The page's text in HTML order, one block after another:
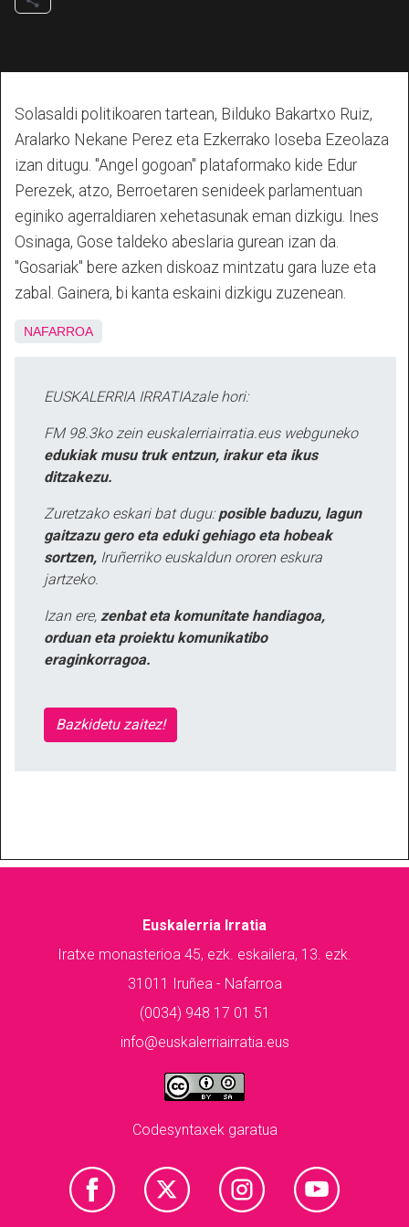
Solasaldi politikoaren tartean, Bilduko Bakartxo Ruiz,
Aralarko Nekane Perez eta Ezkerrako Ioseba Ezeolaza
izan ditugu. "Angel gogoan" plataformako kide Edur
Perezek, atzo, Berroetaren senideek parlamentuan
eginiko agerraldiaren xehetasunak eman dizkigu. Ines
Osinaga, Gose taldeko abeslaria gurean izan da.
"Gosariak" bere azken diskoaz mintzatu gara luze eta
zabal. Gainera, bi kanta eskaini dizkigu zuzenean.
NAFARROA
EUSKALERRIA IRRATIAzale hori:
FM 98.3ko zein euskalerriairratia.eus webguneko
edukiak musu truk entzun, irakur eta ikus
ditzakezu.
Zuretzako eskari bat dugu: posible baduzu, lagun
gaitzazu gero eta eduki gehiago eta hobeak
sortzen, Iruñerriko euskaldun ororen eskura
jartzeko.
Izan ere, zenbat eta komunitate handiagoa,
orduan eta proiektu komunikatibo
eraginkorragoa.
Bazkidetu zaitez!
Euskalerria Irratia
Iratxe monasterioa 45, ezk. eskailera, 13. ezk.
31011 Iruñea - Nafarroa
(0034) 948 17 01 51
info@euskalerriairratia.eus
Codesyntaxek garatua